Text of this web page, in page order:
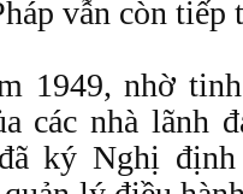
vẫn còn tiếp
1949, nhờ
các nhà lãnh
ký Nghị định